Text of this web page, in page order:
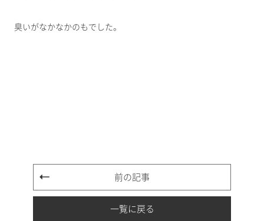
臭いがなかなかのもでした。
前の記事
一覧に戻る